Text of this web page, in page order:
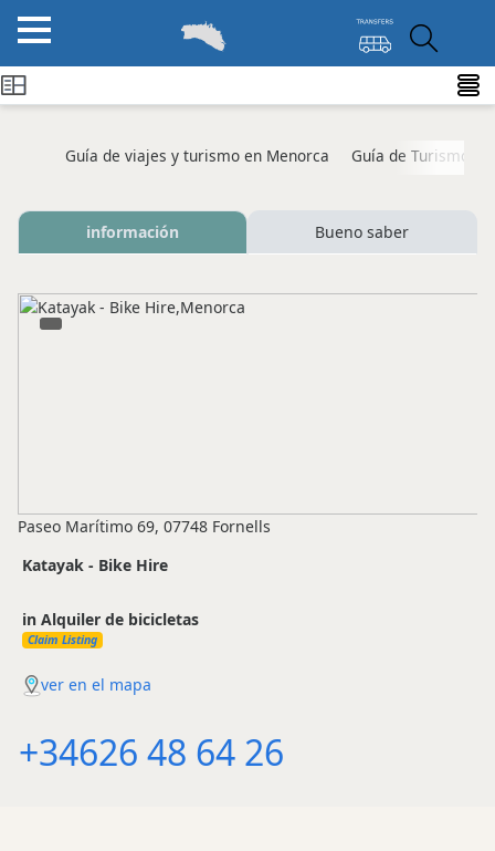
Guía de viajes y turismo en Menorca Guía de Turismo
información Bueno saber
Paseo Marítimo 69, 07748 Fornells
Katayak - Bike Hire
in Alquiler de bicicletas
Claim Listing
ver en el mapa
+34626 48 64 26